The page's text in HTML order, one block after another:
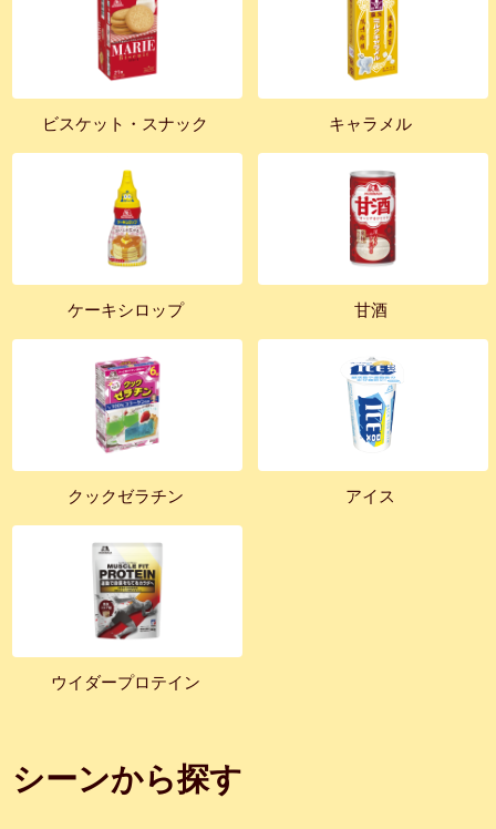
ビスケット・スナック キャラメル
ケーキシロップ 甘酒
クックゼラチン アイス
ウイダープロテイン
シーンから探す